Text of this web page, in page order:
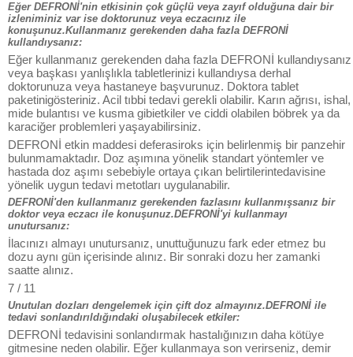
Eğer DEFRONİ'nin etkisinin çok güçlü veya zayıf olduğuna dair bir
izleniminiz var ise doktorunuz veya eczacınız ile
konuşunuz.Kullanmanız gerekenden daha fazla DEFRONİ
kullandıysanız:
Eğer kullanmanız gerekenden daha fazla DEFRONİ kullandıysanız
veya başkası yanlışlıkla tabletlerinizi kullandıysa derhal
doktorunuza veya hastaneye başvurunuz. Doktora tablet
paketinigösteriniz. Acil tıbbi tedavi gerekli olabilir. Karın ağrısı, ishal,
mide bulantısı ve kusma gibietkiler ve ciddi olabilen böbrek ya da
karaciğer problemleri yaşayabilirsiniz.
DEFRONİ etkin maddesi deferasiroks için belirlenmiş bir panzehir
bulunmamaktadır. Doz aşımına yönelik standart yöntemler ve
hastada doz aşımı sebebiyle ortaya çıkan belirtilerintedavisine
yönelik uygun tedavi metotları uygulanabilir.
DEFRONİ'den kullanmanız gerekenden fazlasını kullanmışsanız bir
doktor veya eczacı ile konuşunuz.DEFRONİ'yi kullanmayı
unutursanız:
İlacınızı almayı unutursanız, unuttuğunuzu fark eder etmez bu
dozu aynı gün içerisinde alınız. Bir sonraki dozu her zamanki
saatte alınız.
7 / 11
Unutulan dozları dengelemek için çift doz almayınız.DEFRONİ ile
tedavi sonlandırıldığındaki oluşabilecek etkiler:
DEFRONİ tedavisini sonlandırmak hastalığınızın daha kötüye
gitmesine neden olabilir. Eğer kullanmaya son verirseniz, demir